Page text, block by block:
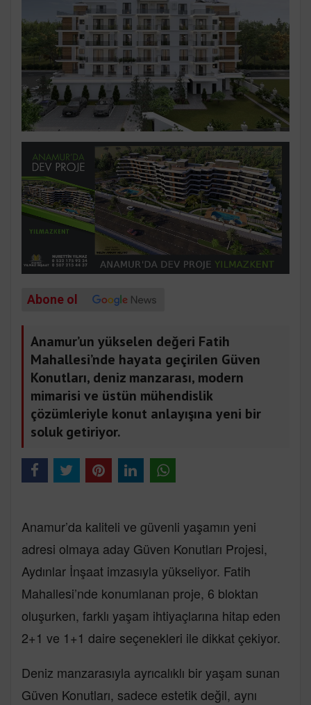
Abone ol
Anamur’un yükselen değeri Fatih
Mahallesi’nde hayata geçirilen Güven
Konutları, deniz manzarası, modern
mimarisi ve üstün mühendislik
çözümleriyle konut anlayışına yeni bir
soluk getiriyor.
Anamur’da kaliteli ve güvenli yaşamın yeni
adresi olmaya aday Güven Konutları Projesi,
Aydınlar İnşaat imzasıyla yükseliyor. Fatih
Mahallesi’nde konumlanan proje, 6 bloktan
oluşurken, farklı yaşam ihtiyaçlarına hitap eden
2+1 ve 1+1 daire seçenekleri ile dikkat çekiyor.
Deniz manzarasıyla ayrıcalıklı bir yaşam sunan
Güven Konutları, sadece estetik değil, aynı